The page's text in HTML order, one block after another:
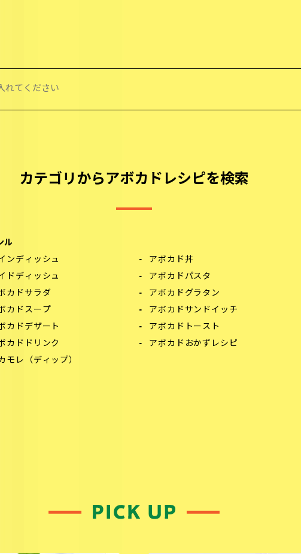
カテゴリからアボカドレシピを検索
ル
ンディッシュ
ドディッシュ
カドサラダ
カドスープ
カドデザート
カドドリンク
モレ（ディップ）
アボカド丼
アボカドパスタ
アボカドグラタン
アボカドサンドイッチ
アボカドトースト
アボカドおかずレシピ